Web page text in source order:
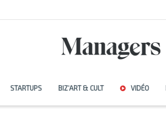
STARTUPS BIZ’ART & CULT VIDÉO